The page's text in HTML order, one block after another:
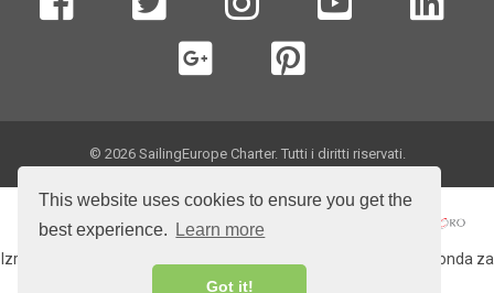
This website uses cookies to ensure you get the
best experience.
Learn more
Got it!
© 2026 SailingEurope Charter. Tutti i diritti riservati.
Izradu web stranice sufinancirala Europska unija iz Europskog fonda za
regionalni razvoj.